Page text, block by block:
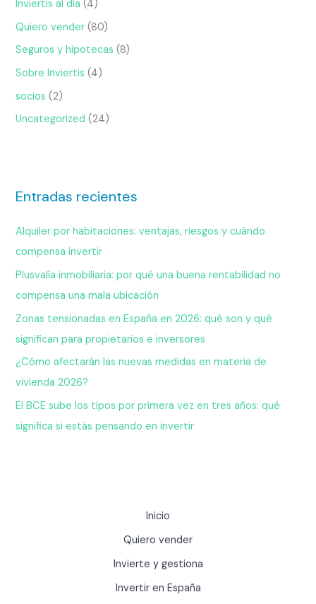
Inviertis al día (4)
Quiero vender (80)
Seguros y hipotecas (8)
Sobre Inviertis (4)
socios (2)
Uncategorized (24)
Entradas recientes
Alquiler por habitaciones: ventajas, riesgos y cuándo
compensa invertir
Plusvalía inmobiliaria: por qué una buena rentabilidad no
compensa una mala ubicación
Zonas tensionadas en España en 2026: qué son y qué
significan para propietarios e inversores
¿Cómo afectarán las nuevas medidas en materia de
vivienda 2026?
El BCE sube los tipos por primera vez en tres años: qué
significa si estás pensando en invertir
Inicio
Quiero vender
Invierte y gestiona
Invertir en España